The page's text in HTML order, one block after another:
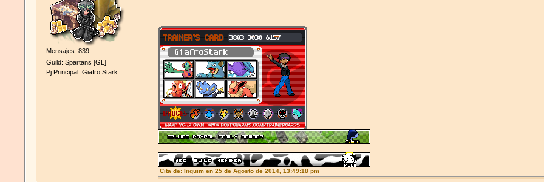
Mensajes: 839
Guild: Spartans [GL]
Pj Principal: Giafro Stark
Cita de: Inquim en 25 de Agosto de 2014, 13:49:18 pm